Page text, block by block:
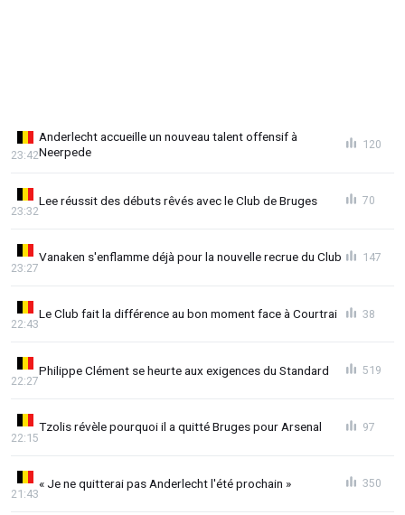
Anderlecht accueille un nouveau talent offensif à
Neerpede
23:42
120
Lee réussit des débuts rêvés avec le Club de Bruges
23:32
70
Vanaken s'enflamme déjà pour la nouvelle recrue du Club
23:27
147
Le Club fait la différence au bon moment face à Courtrai
22:43
38
Philippe Clément se heurte aux exigences du Standard
22:27
519
Tzolis révèle pourquoi il a quitté Bruges pour Arsenal
22:15
97
« Je ne quitterai pas Anderlecht l'été prochain »
21:43
350